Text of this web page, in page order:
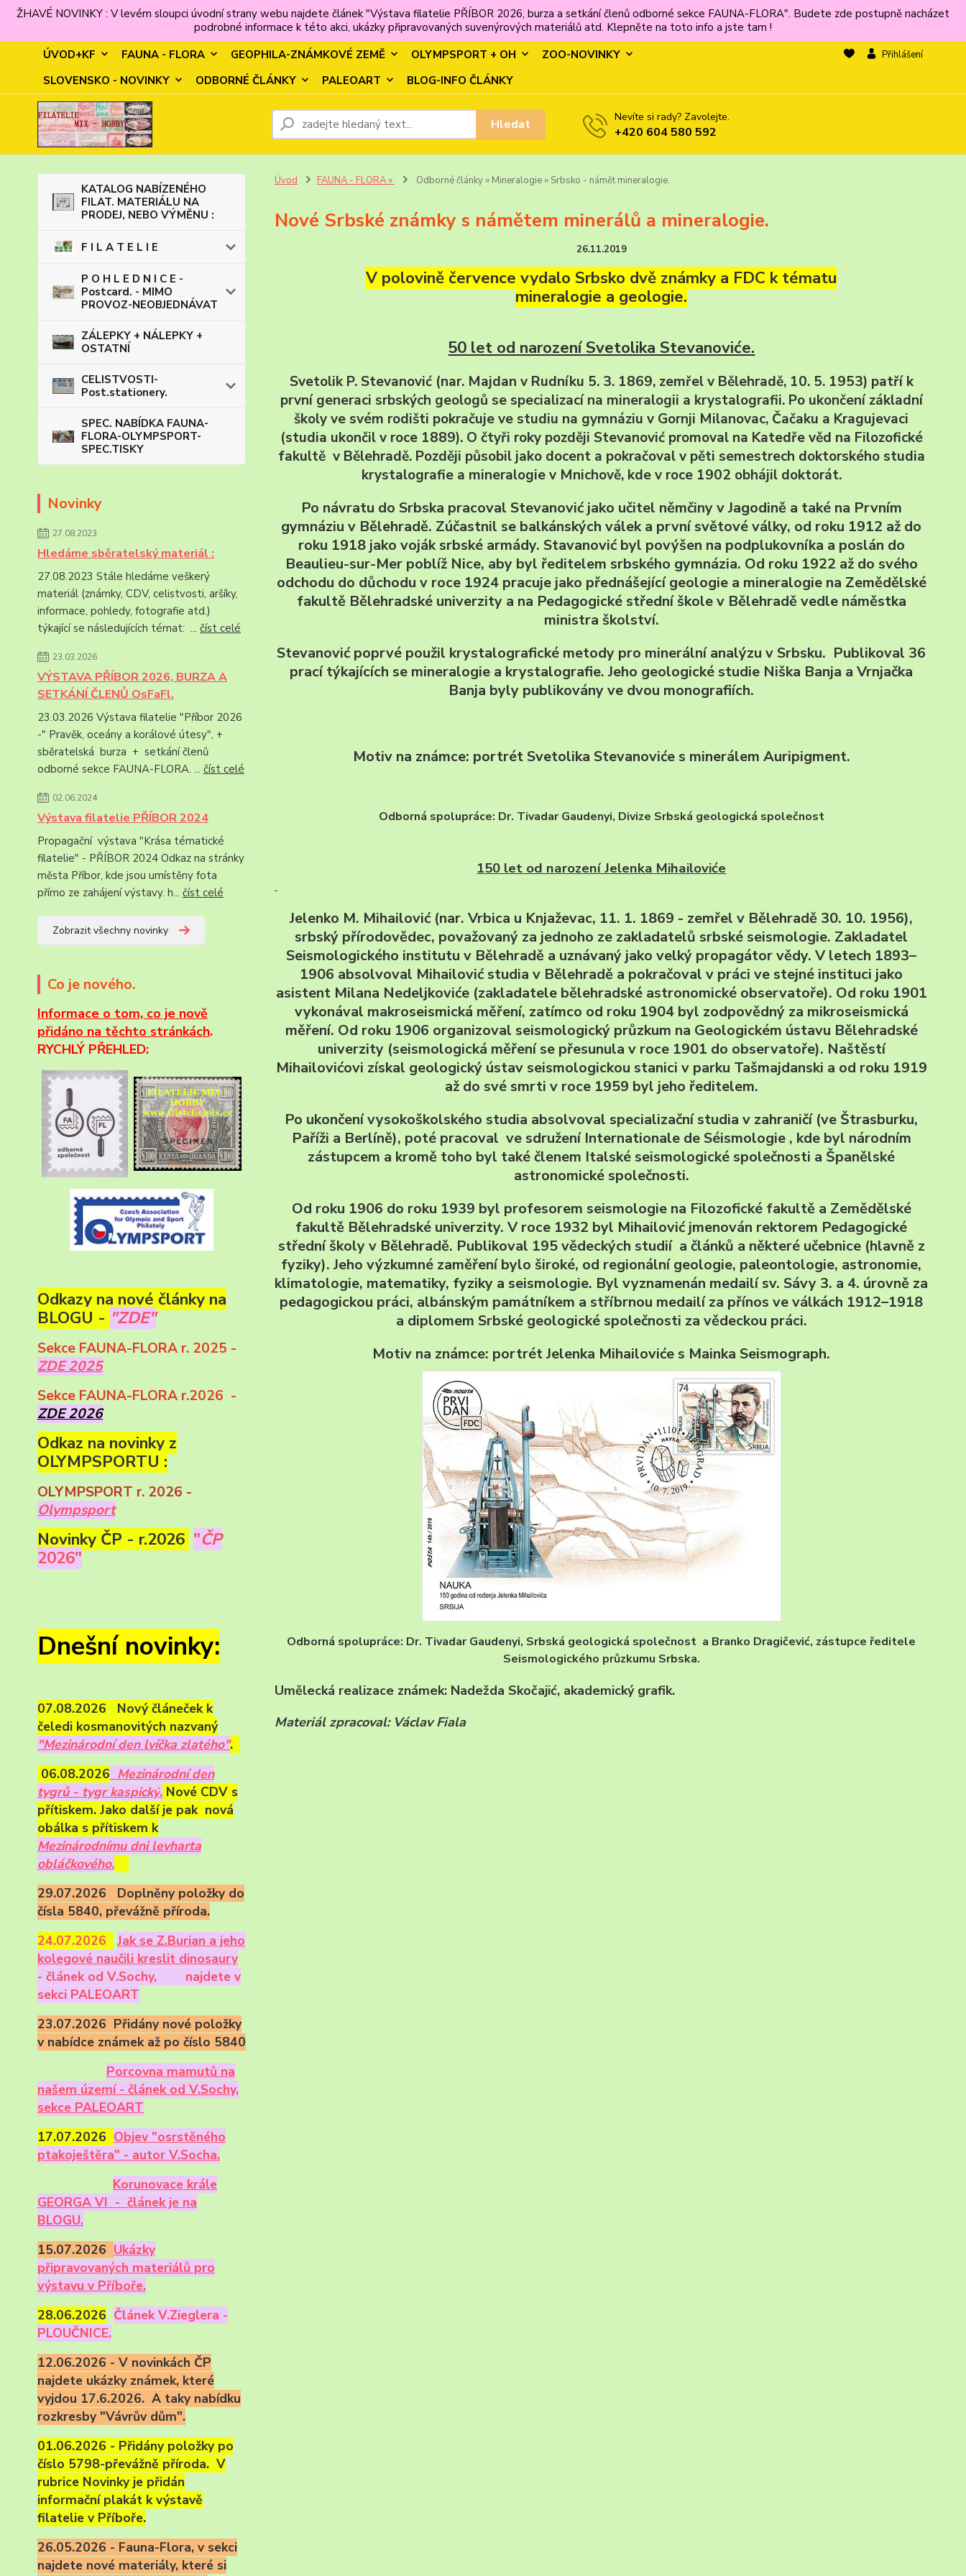
ŽHAVÉ NOVINKY : V levém sloupci úvodní strany webu najdete článek "Výstava filatelie PŘÍBOR 2026, burza a setkání členů odborné sekce FAUNA-FLORA". Budete zde postupně nacházet
podrobné informace k této akci, ukázky připravovaných suvenýrových materiálů atd. Klepněte na toto info a jste tam !
ÚVOD+KF
FAUNA - FLORA GEOPHILA-ZNÁMKOVÉ ZEMĚ OLYMPSPORT + OH
ZOO-NOVINKY
SLOVENSKO - NOVINKY
ODBORNÉ ČLÁNKY PALEOART BLOG-INFO ČLÁNKY
Přihlášení
Hledat Nevíte si rady? Zavolejte.
+420 604 580 592
KATALOG NABÍZENÉHO
FILAT. MATERIÁLU NA
PRODEJ, NEBO VÝMĚNU :
F I L A T E L I E
P O H L E D N I C E -
Postcard. - MIMO
PROVOZ-NEOBJEDNÁVAT
ZÁLEPKY + NÁLEPKY +
OSTATNÍ
CELISTVOSTI-
Post.stationery.
SPEC. NABÍDKA FAUNA-
FLORA-OLYMPSPORT-
SPEC.TISKY
Novinky
27.08.2023
Hledáme sběratelský materiál :
27.08.2023 Stále hledáme veškerý
materiál (známky, CDV, celistvosti, aršíky,
informace, pohledy, fotografie atd.)
týkající se následujících témat: ... číst celé
23.03.2026
VÝSTAVA PŘÍBOR 2026, BURZA A
SETKÁNÍ ČLENŮ OsFaFl.
23.03.2026 Výstava filatelie "Příbor 2026
-" Pravěk, oceány a korálové útesy", +
sběratelská burza + setkání členů
odborné sekce FAUNA-FLORA. ... číst celé
02.06.2024
Výstava filatelie PŘÍBOR 2024
Propagační výstava "Krása tématické
filatelie" - PŘÍBOR 2024 Odkaz na stránky
města Příbor, kde jsou umístěny fota
přímo ze zahájení výstavy. h... číst celé
Zobrazit všechny novinky
Co je nového.
Informace o tom, co je nově
přidáno na těchto stránkách.
RYCHLÝ PŘEHLED:
Odkazy na nové články na
BLOGU - "ZDE"
Sekce FAUNA-FLORA r. 2025 -
ZDE 2025
Sekce FAUNA-FLORA r.2026 -
ZDE 2026
Odkaz na novinky z
OLYMPSPORTU :
OLYMPSPORT r. 2026 -
Olympsport
Novinky ČP - r.2026 "ČP
2026"
Dnešní novinky:
07.08.2026 Nový článeček k
čeledi kosmanovitých nazvaný
"Mezinárodní den lvíčka zlatého".
06.08.2026 Mezinárodní den
tygrů - tygr kaspický. Nové CDV s
přítiskem. Jako další je pak nová
obálka s přítiskem k
Mezinárodnímu dni levharta
obláčkového.
29.07.2026 Doplněny položky do
čísla 5840, převážně příroda.
24.07.2026
Jak se Z.Burian a jeho
kolegové naučili kreslit dinosaury
- článek od V.Sochy,
najdete v
sekci PALEOART
23.07.2026 Přidány nové položky
v nabídce známek až po číslo 5840
Porcovna mamutů na
našem území - článek od V.Sochy,
sekce PALEOART
17.07.2026 Objev "osrstěného
ptakoještěra" - autor V.Socha.
Korunovace krále
GEORGA VI - článek je na
BLOGU.
15.07.2026 Ukázky
připravovaných materiálů pro
výstavu v Příboře.
28.06.2026 Článek V.Zieglera -
PLOUČNICE.
12.06.2026 - V novinkách ČP
najdete ukázky známek, které
vyjdou 17.6.2026. A taky nabídku
rozkresby "Vávrův dům".
01.06.2026 - Přidány položky po
číslo 5798-převážně příroda. V
rubrice Novinky je přidán
informační plakát k výstavě
filatelie v Příboře.
26.05.2026 - Fauna-Flora, v sekci
najdete nové materiály, které si
Úvod FAUNA - FLORA » Odborné články » Mineralogie » Srbsko - námět mineralogie.
Nové Srbské známky s námětem minerálů a mineralogie.
26.11.2019
V polovině července vydalo Srbsko dvě známky a FDC k tématu
mineralogie a geologie.
50 let od narození Svetolika Stevanoviće.
Svetolik P. Stevanović (nar. Majdan v Rudníku 5. 3. 1869, zemřel v Bělehradě, 10. 5. 1953) patří k
první generaci srbských geologů se specializací na mineralogii a krystalografii. Po ukončení základní
školy ve svém rodišti pokračuje ve studiu na gymnáziu v Gornji Milanovac, Čačaku a Kragujevaci
(studia ukončil v roce 1889). O čtyři roky později Stevanović promoval na Katedře věd na Filozofické
fakultě v Bělehradě. Později působil jako docent a pokračoval v pěti semestrech doktorského studia
krystalografie a mineralogie v Mnichově, kde v roce 1902 obhájil doktorát.
Po návratu do Srbska pracoval Stevanović jako učitel němčiny v Jagodině a také na Prvním
gymnáziu v Bělehradě. Zúčastnil se balkánských válek a první světové války, od roku 1912 až do
roku 1918 jako voják srbské armády. Stavanović byl povýšen na podplukovníka a poslán do
Beaulieu-sur-Mer poblíž Nice, aby byl ředitelem srbského gymnázia. Od roku 1922 až do svého
odchodu do důchodu v roce 1924 pracuje jako přednášející geologie a mineralogie na Zemědělské
fakultě Bělehradské univerzity a na Pedagogické střední škole v Bělehradě vedle náměstka
ministra školství.
Stevanović poprvé použil krystalografické metody pro minerální analýzu v Srbsku. Publikoval 36
prací týkajících se mineralogie a krystalografie. Jeho geologické studie Niška Banja a Vrnjačka
Banja byly publikovány ve dvou monografiích.
Motiv na známce: portrét Svetolika Stevanoviće s minerálem Auripigment.
Odborná spolupráce: Dr. Tivadar Gaudenyi, Divize Srbská geologická společnost
150 let od narození Jelenka Mihailoviće
Jelenko M. Mihailović (nar. Vrbica u Knjaževac, 11. 1. 1869 - zemřel v Bělehradě 30. 10. 1956),
srbský přírodovědec, považovaný za jednoho ze zakladatelů srbské seismologie. Zakladatel
Seismologického institutu v Bělehradě a uznávaný jako velký propagátor vědy. V letech 1893–
1906 absolvoval Mihailović studia v Bělehradě a pokračoval v práci ve stejné instituci jako
asistent Milana Nedeljkoviće (zakladatele bělehradské astronomické observatoře). Od roku 1901
vykonával makroseismická měření, zatímco od roku 1904 byl zodpovědný za mikroseismická
měření. Od roku 1906 organizoval seismologický průzkum na Geologickém ústavu Bělehradské
univerzity (seismologická měření se přesunula v roce 1901 do observatoře). Naštěstí
Mihailovićovi získal geologický ústav seismologickou stanici v parku Tašmajdanski a od roku 1919
až do své smrti v roce 1959 byl jeho ředitelem.
Po ukončení vysokoškolského studia absolvoval specializační studia v zahraničí (ve Štrasburku,
Paříži a Berlíně), poté pracoval ve sdružení Internationale de Séismologie , kde byl národním
zástupcem a kromě toho byl také členem Italské seismologické společnosti a Španělské
astronomické společnosti.
Od roku 1906 do roku 1939 byl profesorem seismologie na Filozofické fakultě a Zemědělské
fakultě Bělehradské univerzity. V roce 1932 byl Mihailović jmenován rektorem Pedagogické
střední školy v Bělehradě. Publikoval 195 vědeckých studií a článků a některé učebnice (hlavně z
fyziky). Jeho výzkumné zaměření bylo široké, od regionální geologie, paleontologie, astronomie,
klimatologie, matematiky, fyziky a seismologie. Byl vyznamenán medailí sv. Sávy 3. a 4. úrovně za
pedagogickou práci, albánským památníkem a stříbrnou medailí za přínos ve válkách 1912–1918
a diplomem Srbské geologické společnosti za vědeckou práci.
Motiv na známce: portrét Jelenka Mihailoviće s Mainka Seismograph.
Odborná spolupráce: Dr. Tivadar Gaudenyi, Srbská geologická společnost a Branko Dragičević, zástupce ředitele
Seismologického průzkumu Srbska.
Umělecká realizace známek: Nadežda Skočajić, akademický grafik.
Materiál zpracoval: Václav Fiala